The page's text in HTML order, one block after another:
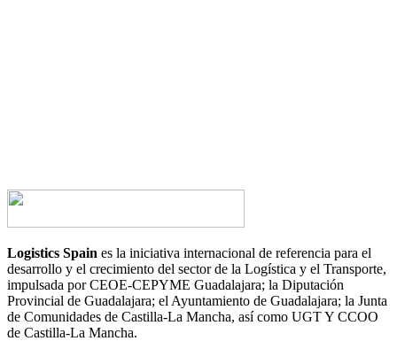
Logistics Spain es la iniciativa internacional de referencia para el
desarrollo y el crecimiento del sector de la Logística y el Transporte,
impulsada por CEOE-CEPYME Guadalajara; la Diputación
Provincial de Guadalajara; el Ayuntamiento de Guadalajara; la Junta
de Comunidades de Castilla-La Mancha, así como UGT Y CCOO
de Castilla-La Mancha.